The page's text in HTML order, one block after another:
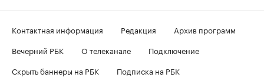
Контактная информация Редакция
Архив программ
Вечерний РБК
О телеканале
Подключение
Скрыть баннеры на РБК
Подписка на РБК